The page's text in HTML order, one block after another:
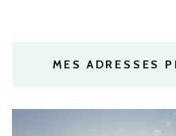
MES ADRESSES